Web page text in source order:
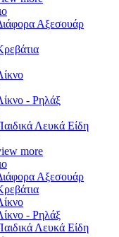
Αξεσουάρ
- Ρηλάξ
Λευκά Είδη
more
Αξεσουάρ
- Ρηλάξ
Λευκά Είδη